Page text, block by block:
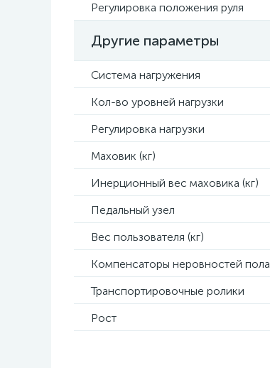
Регулировка положения руля
Другие параметры
Система нагружения
Кол-во уровней нагрузки
Регулировка нагрузки
Маховик (кг)
Инерционный вес маховика (кг)
Педальный узел
Вес пользователя (кг)
Компенсаторы неровностей пола
Транспортировочные ролики
Рост